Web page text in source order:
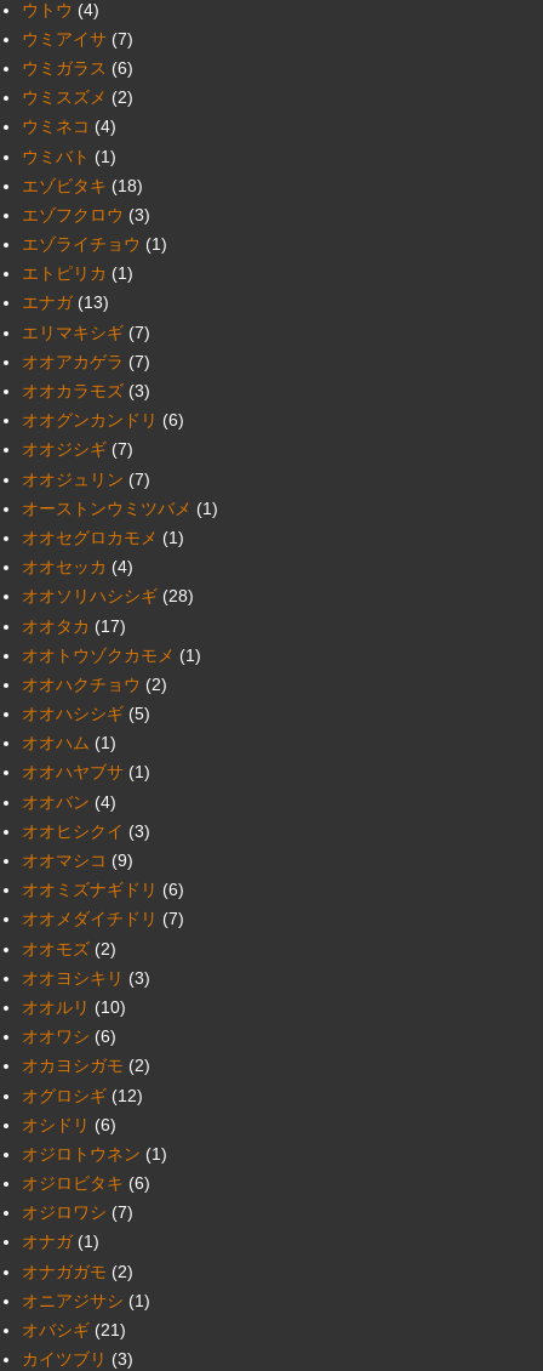
ウトウ (4)
ウミアイサ (7)
ウミガラス (6)
ウミスズメ (2)
ウミネコ (4)
ウミバト (1)
エゾビタキ (18)
エゾフクロウ (3)
エゾライチョウ (1)
エトピリカ (1)
エナガ (13)
エリマキシギ (7)
オオアカゲラ (7)
オオカラモズ (3)
オオグンカンドリ (6)
オオジシギ (7)
オオジュリン (7)
オーストンウミツバメ (1)
オオセグロカモメ (1)
オオセッカ (4)
オオソリハシシギ (28)
オオタカ (17)
オオトウゾクカモメ (1)
オオハクチョウ (2)
オオハシシギ (5)
オオハム (1)
オオハヤブサ (1)
オオバン (4)
オオヒシクイ (3)
オオマシコ (9)
オオミズナギドリ (6)
オオメダイチドリ (7)
オオモズ (2)
オオヨシキリ (3)
オオルリ (10)
オオワシ (6)
オカヨシガモ (2)
オグロシギ (12)
オシドリ (6)
オジロトウネン (1)
オジロビタキ (6)
オジロワシ (7)
オナガ (1)
オナガガモ (2)
オニアジサシ (1)
オバシギ (21)
カイツブリ (3)